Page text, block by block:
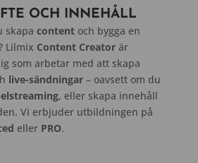
OCH INNEHÅLL
skapa contentoch bygga en
Lilmix Content Creatorär
som arbetar med att skapa
live-sändningar– oavsett om du
, eller skapa innehåll
Vi erbjuder utbildningen på
eller PRO.